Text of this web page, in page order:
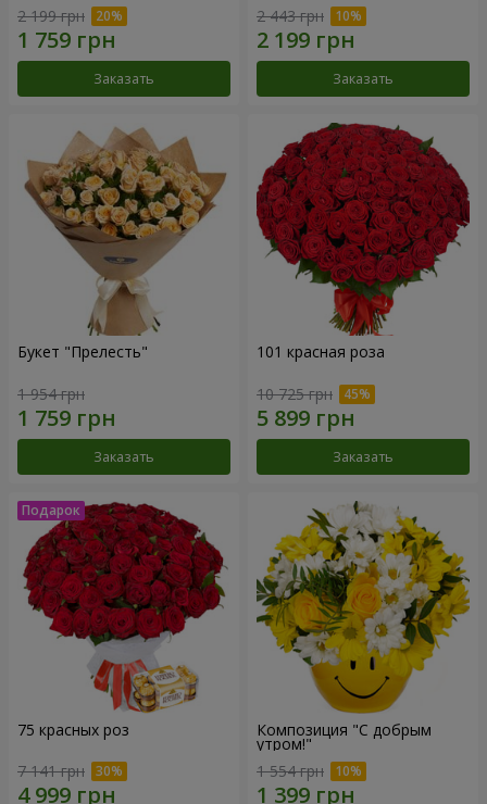
2 199 грн
Заказать
2 443 грн
Заказать
Букет "Прелесть"
1 954 грн
Заказать
101 красная роза
10 725 грн
Заказать
75 красных роз
7 141 грн
Композиция "С добрым
утром!"
1 554 грн